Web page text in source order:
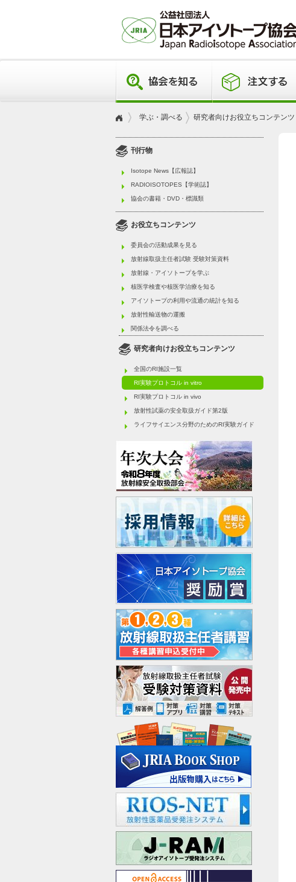
学ぶ・調べる 研究者向けお役立ちコンテンツ
刊行物
Isotope News【広報誌】
RADIOISOTOPES【学術誌】
協会の書籍・DVD・標識類
お役立ちコンテンツ
委員会の活動成果を見る
放射線取扱主任者試験 受験対策資料
放射線・アイソトープを学ぶ
核医学検査や核医学治療を知る
アイソトープの利用や流通の統計を知る
放射性輸送物の運搬
関係法令を調べる
研究者向けお役立ちコンテンツ
全国のRI施設一覧
RI実験プロトコル in vitro
RI実験プロトコル in vivo
放射性試薬の安全取扱ガイド第2版
ライフサイエンス分野のためのRI実験ガイド